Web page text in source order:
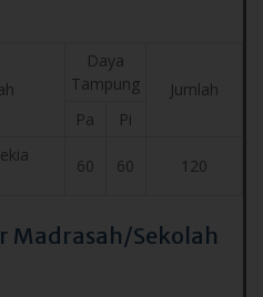
Daya
Tampung
Jumlah
Pa
Pi
60 60 120
Madrasah/Sekolah